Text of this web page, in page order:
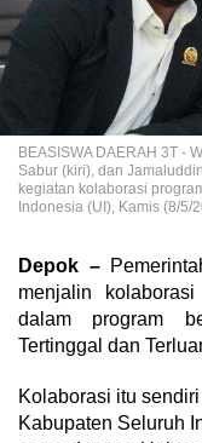
BEASISWA DAERAH 3T -
Sabur (kiri), dan
kegiatan kolaborasi
Indonesia (UI), Kamis (8/5/
Depok –
menjalin
dalam program
Tertinggal dan
Kolaborasi itu
Kabupaten Seluruh